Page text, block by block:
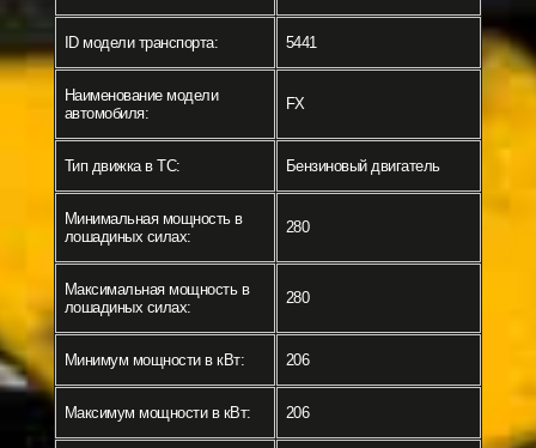
ID модели транспорта: 5441
Наименование модели
автомобиля:
FX
Тип движка в ТС: Бензиновый двигатель
Минимальная мощность в
лошадиных силах:
280
Максимальная мощность в
лошадиных силах:
280
Минимум мощности в кВт: 206
Максимум мощности в кВт: 206